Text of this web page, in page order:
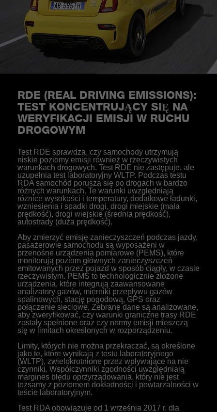
RDE (REAL DRIVING EMISSIONS):
TEST KONCENTRUJĄCY SIĘ NA
WERYFIKACJI EMISJI W RUCHU
DROGOWYM
Test RDE sprawdza, czy samochody utrzymują
niskie poziomy emisji również w rzeczywistych
warunkach drogowych. Test RDE nie zastępuje, ale
uzupełnia test laboratoryjny WLTP. Podczas testu
RDA samochód porusza się po drogach w bardzo
różnych warunkach. Te warunki uwzględniają
różnice wysokości i temperatury, dodatkowe ładunki,
wzniesienia i spadki drogi, drogi miejskie (mała
prędkość), drogi wiejskie (średnia prędkość),
autostrady (duża prędkość).
Aby zmierzyć emisję zanieczyszczeń podczas jazdy,
pasażerowie samochodu są wyposażeni w
przenośne urządzenia pomiarowe (PEMS), które
monitorują poziom głównych zanieczyszczeń
emitowanych przez pojazd w sposób ciągły, w czasie
rzeczywistym. PEMS to technologicznie złożone
urządzenia, które integrują zaawansowane
analizatory gazów, mierniki przepływu gazów
spalinowych, stację pogodową, GPS oraz
połączenie sieciowe. Zebrane dane są analizowane,
aby zweryfikować, czy warunki graniczne trasy RDE
zostały spełnione oraz czy normy emisji mieszczą
się w limitach określonych w rozporządzeniu.
Limity, których nie można przekraczać, są określone
jako te, które wynikają z testu laboratoryjnego
(WLTP), zwielokrotnione przez wpływające na nie
czynniki. Współczynniki zgodności uwzględniają
margines błędu oprzyrządowania, który nie jest
tożsamy z poziomem dokładności i powtarzalności w
teście laboratoryjnym.
Test RDA obowiązuje od 1 września 2017 r. dla